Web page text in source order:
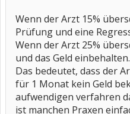
Wenn der Arzt 15%
Prüfung und eine
Wenn der Arzt 25%
und das Geld einbehalten.
Das bedeutet, dass der
für 1 Monat kein Geld
aufwendigen verfahren
ist manchen Praxen